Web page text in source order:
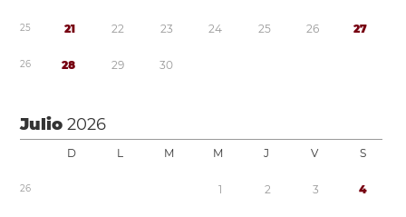
25 21 22 23 24 25 26 27
26 28 29 30
Julio2026
D L M M J V S
26 1 2 3 4